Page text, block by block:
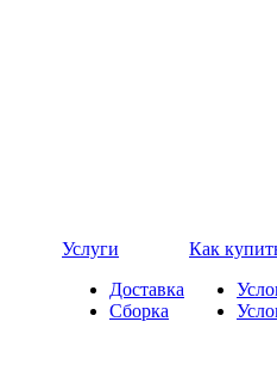
Услуги
Доставка
Сборка
Как